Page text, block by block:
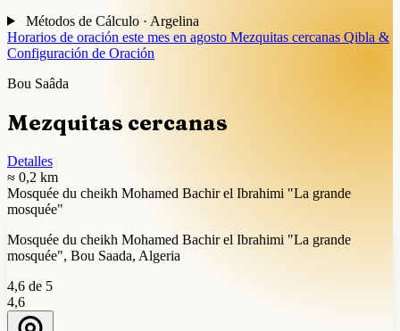
Métodos de Cálculo · Argelina
Horarios de oración este mes en agosto Mezquitas cercanas Qibla &
Configuración de Oración
Bou Saâda
Mezquitas cercanas
Detalles
≈ 0,2 km
Mosquée du cheikh Mohamed Bachir el Ibrahimi "La grande
mosquée"
Mosquée du cheikh Mohamed Bachir el Ibrahimi "La grande
mosquée", Bou Saada, Algeria
4,6 de 5
4,6